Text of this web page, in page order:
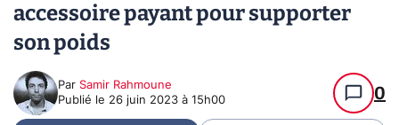
accessoire payant pour supporter
son poids
Par Samir Rahmoune
Publié le 26 juin 2023 à 15h00 0